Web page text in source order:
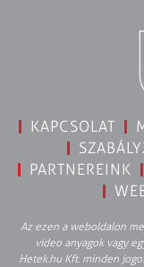
KAPCSOLAT
PARTNEREINK
Az ezen a weboldalon
video anyagok vagy
Hetek.hu Kft. minden